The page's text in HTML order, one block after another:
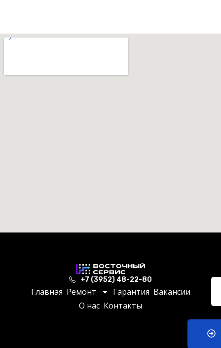
+7 (3952) 48-22-80
Главная Ремонт Гарантия Вакансии
О нас Контакты